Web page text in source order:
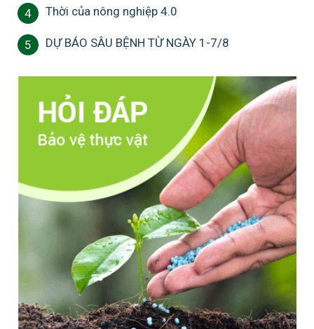
4 Thời của nông nghiệp 4.0
5 DỰ BÁO SÂU BỆNH TỪ NGÀY 1-7/8